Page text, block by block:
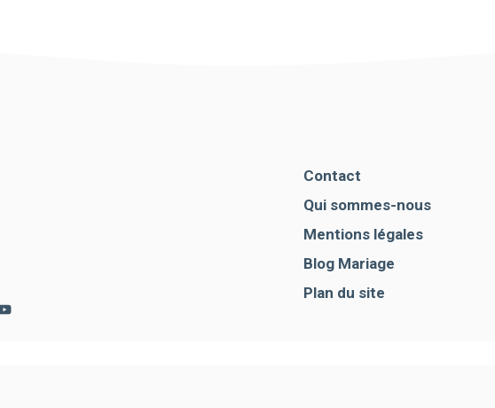
Contact
Qui sommes-nous
Mentions légales
Blog Mariage
Plan du site